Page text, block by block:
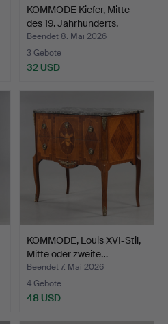
KOMMODE Kiefer, Mitte
des 19. Jahrhunderts.
Beendet 8. Mai 2026
3 Gebote
32 USD
KOMMODE, Louis XVI-Stil,
Mitte oder zweite…
Beendet 7. Mai 2026
4 Gebote
48 USD